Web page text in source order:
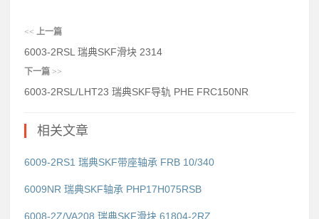
<< 上一篇
6003-2RSL 瑞典SKF滑块 2314
下一篇 >>
6003-2RSL/LHT23 瑞典SKF导轨 PHE FRC150NR
相关文章
6009-2RS1 瑞典SKF带座轴承 FRB 10/340
6009NR 瑞典SKF轴承 PHP17H075RSB
6008-2Z/VA208 瑞典SKF滑块 61804-2RZ